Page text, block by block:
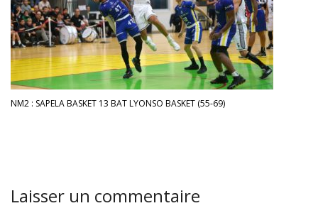
NM2 : SAPELA BASKET 13 BAT LYONSO BASKET (55-69)
Laisser un commentaire